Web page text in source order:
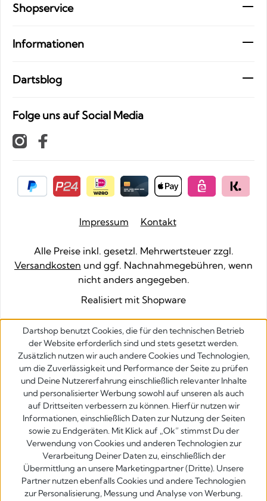
Shopservice
Informationen
Dartsblog
Folge uns auf Social Media
Impressum Kontakt
Alle Preise inkl. gesetzl. Mehrwertsteuer zzgl.
Versandkosten und ggf. Nachnahmegebühren, wenn
nicht anders angegeben.
Realisiert mit Shopware
Dartshop benutzt Cookies, die für den technischen Betrieb
der Website erforderlich sind und stets gesetzt werden.
Zusätzlich nutzen wir auch andere Cookies und Technologien,
um die Zuverlässigkeit und Performance der Seite zu prüfen
und Deine Nutzererfahrung einschließlich relevanter Inhalte
und personalisierter Werbung sowohl auf unseren als auch
auf Drittseiten verbessern zu können. Hierfür nutzen wir
Informationen, einschließlich Daten zur Nutzung der Seiten
sowie zu Endgeräten. Mit Klick auf „Ok” stimmst Du der
Verwendung von Cookies und anderen Technologien zur
Verarbeitung Deiner Daten zu, einschließlich der
Übermittlung an unsere Marketingpartner (Dritte). Unsere
Partner nutzen ebenfalls Cookies und andere Technologien
zur Personalisierung, Messung und Analyse von Werbung.